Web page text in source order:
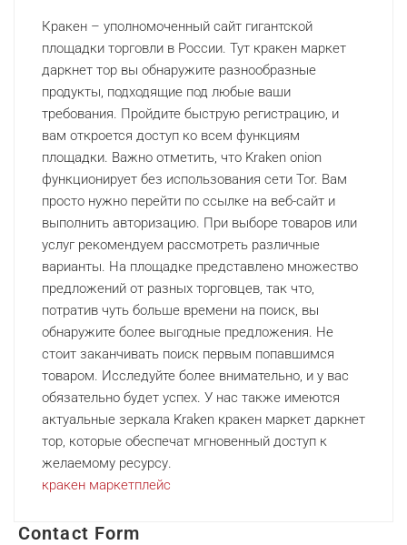
Кракен – уполномоченный сайт гигантской
площадки торговли в России. Тут кракен маркет
даркнет тор вы обнаружите разнообразные
продукты, подходящие под любые ваши
требования. Пройдите быструю регистрацию, и
вам откроется доступ ко всем функциям
площадки. Важно отметить, что Kraken onion
функционирует без использования сети Tor. Вам
просто нужно перейти по ссылке на веб-сайт и
выполнить авторизацию. При выборе товаров или
услуг рекомендуем рассмотреть различные
варианты. На площадке представлено множество
предложений от разных торговцев, так что,
потратив чуть больше времени на поиск, вы
обнаружите более выгодные предложения. Не
стоит заканчивать поиск первым попавшимся
товаром. Исследуйте более внимательно, и у вас
обязательно будет успех. У нас также имеются
актуальные зеркала Kraken кракен маркет даркнет
тор, которые обеспечат мгновенный доступ к
желаемому ресурсу.
кракен маркетплейс
Contact Form